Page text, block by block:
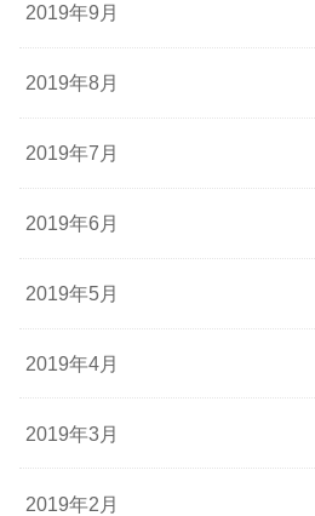
2019年9月
2019年8月
2019年7月
2019年6月
2019年5月
2019年4月
2019年3月
2019年2月